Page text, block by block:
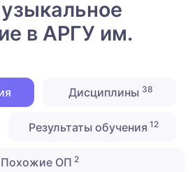
в АРГУ им.
Дисциплины 38
Результаты обучения 12
Похожие ОП 2